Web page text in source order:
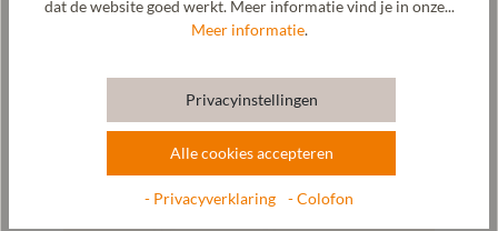
dat de website goed werkt. Meer informatie vind je in onze...
Meer informatie.
Privacyinstellingen
Alle cookies accepteren
- Privacyverklaring - Colofon